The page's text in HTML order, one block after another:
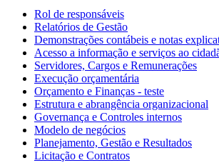
Rol de responsáveis
Relatórios de Gestão
Demonstrações contábeis e notas
Acesso a informação e serviços ao
Servidores, Cargos e Remunerações
Execução orçamentária
Orçamento e Finanças - teste
Estrutura e abrangência organizacional
Governança e Controles internos
Modelo de negócios
Planejamento, Gestão e Resultados
Licitação e Contratos